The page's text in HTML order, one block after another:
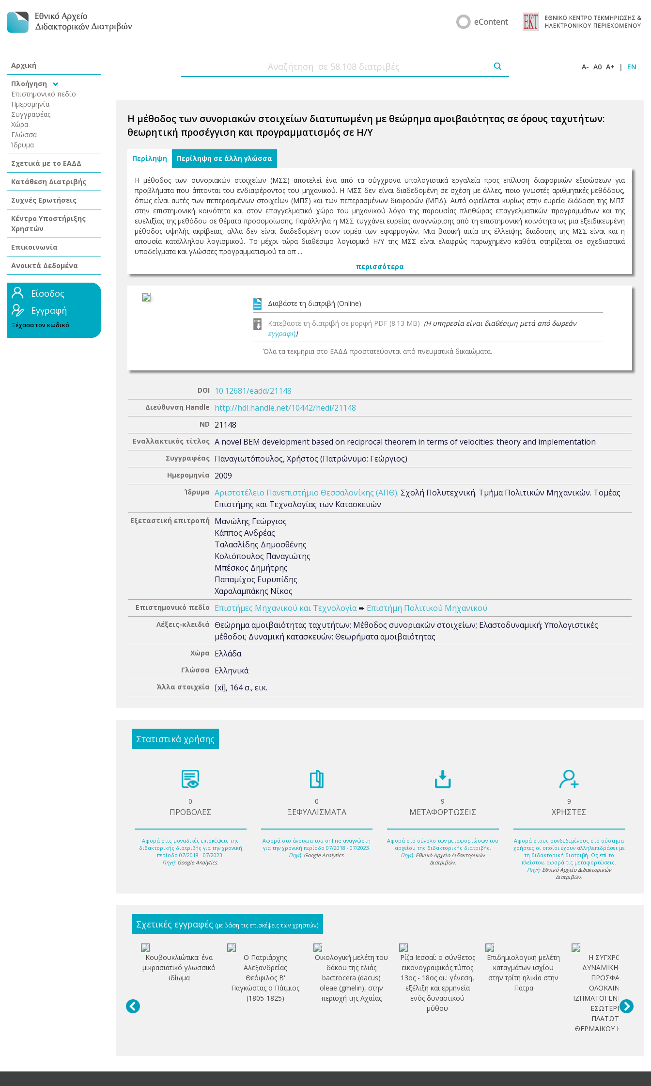
Αρχική
Πλοήγηση
Επιστημονικό πεδίο
Ημερομηνία
Συγγραφέας
Χώρα
Γλώσσα
Ίδρυμα
Σχετικά με το ΕΑΔΔ
Κατάθεση Διατριβής
Συχνές Ερωτήσεις
Κέντρο Υποστήριξης
Χρηστών
Επικοινωνία
Ανοικτά Δεδομένα
Είσοδος
Εγγραφή
Ξέχασα τον κωδικό
A- A0 A+ | EN
Η μέθοδος των συνοριακών στοιχείων διατυπωμένη με θεώρημα αμοιβαιότητας σε όρους ταχυτήτων:
θεωρητική προσέγγιση και προγραμματισμός σε Η/Υ
Περίληψη Περίληψη σε άλλη γλώσσα
Η μέθοδος των συνοριακών στοιχείων (ΜΣΣ) αποτελεί ένα από τα σύγχρονα υπολογιστικά εργαλεία προς επίλυση διαφορικών εξισώσεων για
προβλήματα που άπτονται του ενδιαφέροντος του μηχανικού. Η ΜΣΣ δεν είναι διαδεδομένη σε σχέση με άλλες, ποιο γνωστές αριθμητικές μεθόδους,
όπως είναι αυτές των πεπερασμένων στοιχείων (ΜΠΣ) και των πεπερασμένων διαφορών (ΜΠΔ). Αυτό οφείλεται κυρίως στην ευρεία διάδοση της ΜΠΣ
στην επιστημονική κοινότητα και στον επαγγελματικό χώρο του μηχανικού λόγο της παρουσίας πληθώρας επαγγελματικών προγραμμάτων και της
ευελιξίας της μεθόδου σε θέματα προσομοίωσης. Παράλληλα η ΜΣΣ τυγχάνει ευρείας αναγνώρισης από τη επιστημονική κοινότητα ως μια εξειδικευμένη
μέθοδος υψηλής ακρίβειας, αλλά δεν είναι διαδεδομένη στον τομέα των εφαρμογών. Μια βασική αιτία της έλλειψης διάδοσης της ΜΣΣ είναι και η
απουσία κατάλληλου λογισμικού. Το μέχρι τώρα διαθέσιμο λογισμικό Η/Υ της ΜΣΣ είναι ελαφρώς παρωχημένο καθότι στηρίζεται σε σχεδιαστικά
υποδείγματα και γλώσσες προγραμματισμού τα οπ ...
περισσότερα
Διαβάστε τη διατριβή (Online)
Κατεβάστε τη διατριβή σε μορφή PDF (8.13 MB) (Η υπηρεσία είναι διαθέσιμη μετά από δωρεάν
εγγραφή)
Όλα τα τεκμήρια στο ΕΑΔΔ προστατεύονται από πνευματικά δικαιώματα.
DOI 10.12681/eadd/21148
Διεύθυνση Handle http://hdl.handle.net/10442/hedi/21148
ND 21148
Εναλλακτικός τίτλος A novel BEM development based on reciprocal theorem in terms of velocities: theory and implementation
Συγγραφέας Παναγιωτόπουλος, Χρήστος (Πατρώνυμο: Γεώργιος)
Ημερομηνία 2009
Ίδρυμα Αριστοτέλειο Πανεπιστήμιο Θεσσαλονίκης (ΑΠΘ). Σχολή Πολυτεχνική. Τμήμα Πολιτικών Μηχανικών. Τομέας
Επιστήμης και Τεχνολογίας των Κατασκευών
Εξεταστική επιτροπή
Μανώλης Γεώργιος
Κάππος Ανδρέας
Ταλασλίδης Δημοσθένης
Κολιόπουλος Παναγιώτης
Μπέσκος Δημήτρης
Παπαμίχος Ευρυπίδης
Χαραλαμπάκης Νίκος
Επιστημονικό πεδίο Επιστήμες Μηχανικού και Τεχνολογία➨ Επιστήμη Πολιτικού Μηχανικού
Λέξεις-κλειδιά Θεώρημα αμοιβαιότητας ταχυτήτων; Μέθοδος συνοριακών στοιχείων; Ελαστοδυναμική; Υπολογιστικές
μέθοδοι; Δυναμική κατασκευών; Θεωρήματα αμοιβαιότητας
Χώρα Ελλάδα
Γλώσσα Ελληνικά
Άλλα στοιχεία [xi], 164 σ., εικ.
Στατιστικά χρήσης
0
ΠΡΟΒΟΛΕΣ
Αφορά στις μοναδικές επισκέψεις της
διδακτορικής διατριβής για την χρονική
περίοδο 07/2018 - 07/2023.
Πηγή: Google Analytics.
0
ΞΕΦΥΛΛΙΣΜΑΤΑ
Αφορά στο άνοιγμα του online αναγνώστη
για την χρονική περίοδο 07/2018 - 07/2023.
Πηγή: Google Analytics.
9
ΜΕΤΑΦΟΡΤΩΣΕΙΣ
Αφορά στο σύνολο των μεταφορτώσων του
αρχείου της διδακτορικής διατριβής.
Πηγή: Εθνικό Αρχείο Διδακτορικών
Διατριβών.
9
ΧΡΗΣΤΕΣ
Αφορά στους συνδεδεμένους στο σύστημα
χρήστες οι οποίοι έχουν αλληλεπιδράσει με
τη διδακτορική διατριβή. Ως επί το
πλείστον, αφορά τις μεταφορτώσεις.
Πηγή: Εθνικό Αρχείο Διδακτορικών
Διατριβών.
Σχετικές εγγραφές (με βάση τις επισκέψεις των χρηστών)
Κουβουκλιώτικα: ένα
μικρασιατικό γλωσσικό
ιδίωμα
Ο Πατριάρχης
Αλεξανδρείας
Θεόφιλος Β'
Παγκώστας ο Πάτμιος
(1805-1825)
Οικολογική μελέτη του
δάκου της ελιάς
bactrocera (dacus)
oleae (gmelin), στην
περιοχή της Αχαΐας
Ρίζα Ιεσσαί: ο σύνθετος
εικονογραφικός τύπος
13ος - 18ος αι.: γένεση,
εξέλιξη και ερμηνεία
ενός δυναστικού
μύθου
Επιδημιολογική μελέτη
καταγμάτων ισχίου
στην τρίτη ηλικία στην
Πάτρα
Η ΣΥΓΧΡΟΝΗ
ΔΥΝΑΜΙΚΗ ΚΑΙ Η
ΠΡΟΣΦΑΤΗ
ΟΛΟΚΑΙΝΙΚΗ
ΙΖΗΜΑΤΟΓΕΝΕΣΗ ΣΤΟ
ΕΣΩΤΕΡΙΚΟ
ΠΛΑΤΩΤΟΥ
ΘΕΡΜΑΙΚΟΥ ΚΟΛΠΟΥ